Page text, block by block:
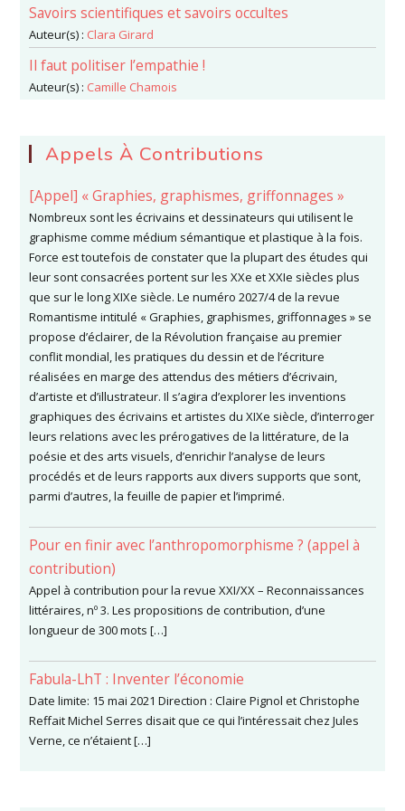
Savoirs scientifiques et savoirs occultes
Auteur(s) : Clara Girard
Il faut politiser l’empathie !
Auteur(s) : Camille Chamois
Appels À Contributions
[Appel] « Graphies, graphismes, griffonnages »
Nombreux sont les écrivains et dessinateurs qui utilisent le
graphisme comme médium sémantique et plastique à la fois.
Force est toutefois de constater que la plupart des études qui
leur sont consacrées portent sur les XXe et XXIe siècles plus
que sur le long XIXe siècle. Le numéro 2027/4 de la revue
Romantisme intitulé « Graphies, graphismes, griffonnages » se
propose d’éclairer, de la Révolution française au premier
conflit mondial, les pratiques du dessin et de l’écriture
réalisées en marge des attendus des métiers d’écrivain,
d’artiste et d’illustrateur. Il s’agira d’explorer les inventions
graphiques des écrivains et artistes du XIXe siècle, d’interroger
leurs relations avec les prérogatives de la littérature, de la
poésie et des arts visuels, d’enrichir l’analyse de leurs
procédés et de leurs rapports aux divers supports que sont,
parmi d’autres, la feuille de papier et l’imprimé.
Pour en finir avec l’anthropomorphisme ? (appel à
contribution)
Appel à contribution pour la revue XXI/XX – Reconnaissances
littéraires, nº 3. Les propositions de contribution, d’une
longueur de 300 mots […]
Fabula-LhT : Inventer l’économie
Date limite: 15 mai 2021 Direction : Claire Pignol et Christophe
Reffait Michel Serres disait que ce qui l’intéressait chez Jules
Verne, ce n’étaient […]